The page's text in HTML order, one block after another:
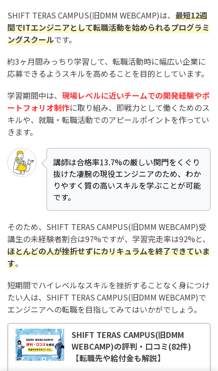
SHIFT TERAS CAMPUS(旧DMM WEBCAMP)は、 最短12週
間でITエンジニアとして転職活動を始められるプログラミ
ングスクールです。
約3ヶ月間みっちり学習して、転職活動時に幅広い企業に
応募できるようスキルを高めることを目的としています。
学習期間中は、 現場レベルに近いチームでの開発経験やポ
ートフォリオ制作に取り組み、即戦力として働くためのス
キルや、就職・転職活動でのアピールポイントを作ってい
きます。
講師は合格率13.7%の厳しい関門をくぐり
抜けた凄腕の現役エンジニアのため、わか
りやすく質の高いスキルを学ぶことが可能
です。
そのため、SHIFT TERAS CAMPUS(旧DMM WEBCAMP)受
講生の未経験者割合は97%ですが、学習完走率は92%と、
ほとんどの人が挫折せずにカリキュラムを終了できていま
す。
短期間でハイレベルなスキルを挫折することなく身につけ
たい人は、SHIFT TERAS CAMPUS(旧DMM WEBCAMP)で
エンジニアへの転職を目指してみてはいかがでしょう。
SHIFT TERAS CAMPUS(旧DMM
WEBCAMP)の評判・口コミ(82件)
【転職先や給付金も解説】